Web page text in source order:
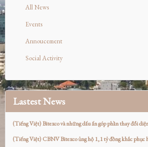
All News
Events
Annoucement
Social Activity
Lastest News
(Tiếng Việt) Bitexco và những dấu ấn góp phần thay đổi
(Tiếng Việt) CBNV Bitexco ủng hộ 1,1 tỷ đồng khắc phục